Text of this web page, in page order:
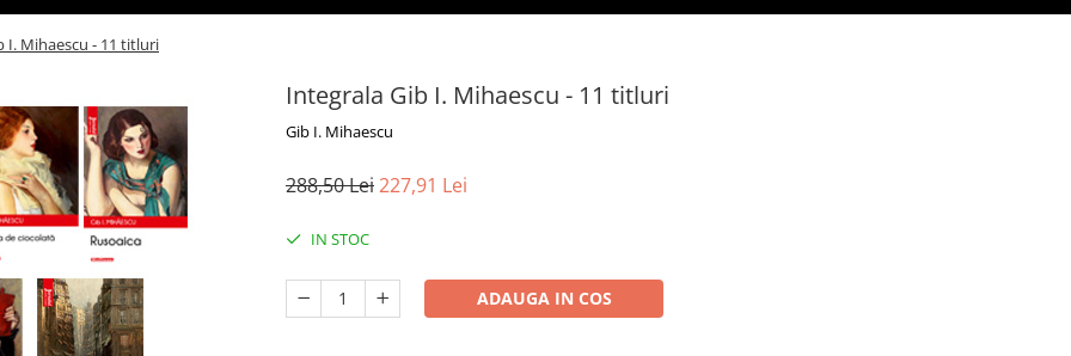
I. Mihaescu - 11 titluri
Integrala Gib I. Mihaescu - 11 titluri
Gib I. Mihaescu
288,50 Lei227,91 Lei
IN STOC
ADAUGA IN COS